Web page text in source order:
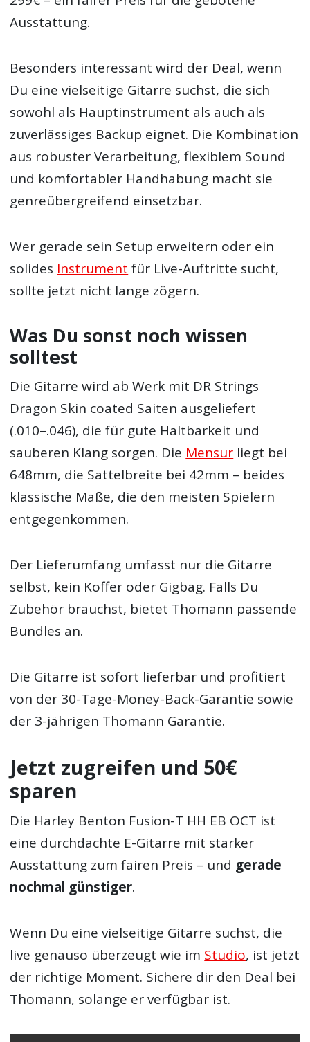
Ausstattung.
Besonders interessant wird der Deal, wenn
Du eine vielseitige Gitarre suchst, die sich
sowohl als Hauptinstrument als auch als
zuverlässiges Backup eignet. Die Kombination
aus robuster Verarbeitung, flexiblem Sound
und komfortabler Handhabung macht sie
genreübergreifend einsetzbar.
Wer gerade sein Setup erweitern oder ein
solides Instrument für Live-Auftritte sucht,
sollte jetzt nicht lange zögern.
Was Du sonst noch wissen
solltest
Die Gitarre wird ab Werk mit DR Strings
Dragon Skin coated Saiten ausgeliefert
(.010–.046), die für gute Haltbarkeit und
sauberen Klang sorgen. Die Mensur liegt bei
648mm, die Sattelbreite bei 42mm – beides
klassische Maße, die den meisten Spielern
entgegenkommen.
Der Lieferumfang umfasst nur die Gitarre
selbst, kein Koffer oder Gigbag. Falls Du
Zubehör brauchst, bietet Thomann passende
Bundles an.
Die Gitarre ist sofort lieferbar und profitiert
von der 30-Tage-Money-Back-Garantie sowie
der 3-jährigen Thomann Garantie.
Jetzt zugreifen und 50€
sparen
Die Harley Benton Fusion-T HH EB OCT ist
eine durchdachte E-Gitarre mit starker
Ausstattung zum fairen Preis – und gerade
nochmal günstiger.
Wenn Du eine vielseitige Gitarre suchst, die
live genauso überzeugt wie im Studio, ist jetzt
der richtige Moment. Sichere dir den Deal bei
Thomann, solange er verfügbar ist.